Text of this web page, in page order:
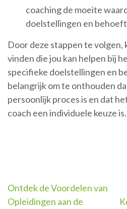
coaching de moeite
doelstellingen en
Door deze stappen te volgen,
vinden die jou kan helpen bij
specifieke doelstellingen en
belangrijk om te onthouden
persoonlijk proces is en dat
coach een individuele keuze is.
Berichtnavigatie
Ontdek de Voordelen van
Opleidingen aan de